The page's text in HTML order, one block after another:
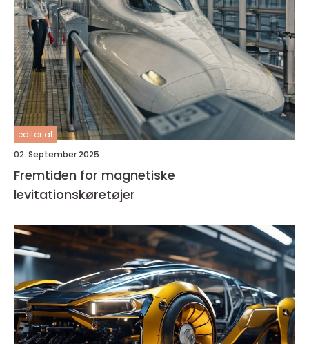
editorial
02. September 2025
Fremtiden for magnetiske
levitationskøretøjer